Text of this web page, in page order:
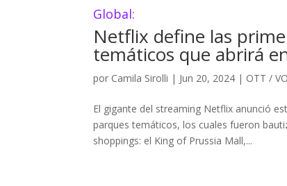
Global:
Netflix define las
temáticos que abrirá
por Camila Sirolli | Jun 20, 2024 | OTT /
El gigante del streaming Netflix anunció
parques temáticos, los cuales fueron
shoppings: el King of Prussia Mall,...